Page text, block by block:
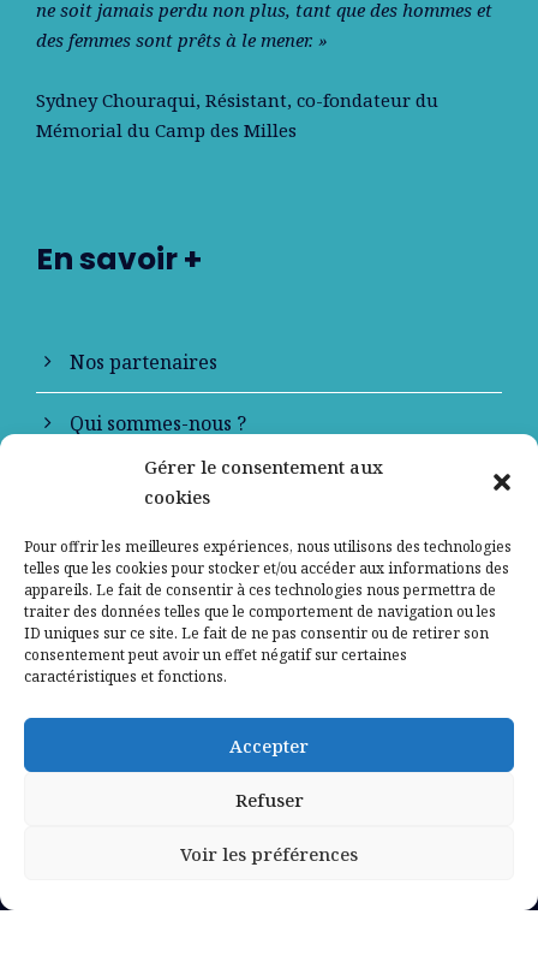
Gérer le consentement aux
cookies
Pour offrir les meilleures expériences, nous utilisons des technologies
telles que les cookies pour stocker et/ou accéder aux informations des
appareils. Le fait de consentir à ces technologies nous permettra de
traiter des données telles que le comportement de navigation ou les
ID uniques sur ce site. Le fait de ne pas consentir ou de retirer son
consentement peut avoir un effet négatif sur certaines
caractéristiques et fonctions.
Accepter
Refuser
Voir les préférences
ne soit jamais perdu non plus, tant que des hommes et
des femmes sont prêts à le mener. »
Sydney Chouraqui, Résistant, co-fondateur du
Mémorial du Camp des Milles
En savoir +
Nos partenaires
Qui sommes-nous ?
Contactez-nous
Mentions légales
Politique de confidentialité